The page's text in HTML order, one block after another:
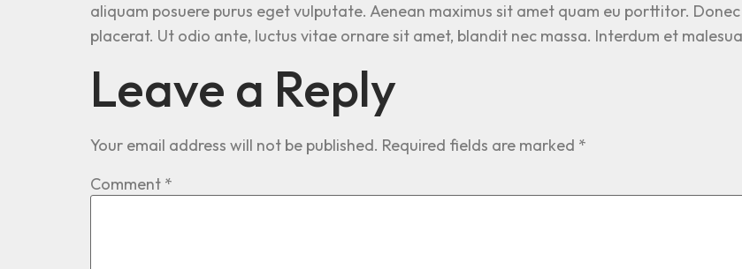
aliquam posuere purus eget vulputate. Aenean maximus sit amet quam eu porttitor.
placerat. Ut odio ante, luctus vitae ornare sit amet, blandit nec massa. Interdum et
Leave a Reply
Your email address will not be published. Required fields are marked *
Comment *